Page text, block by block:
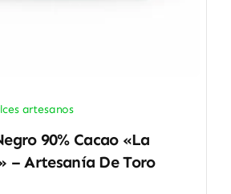
artesanos
90% Cacao «La
– Artesanía De Toro